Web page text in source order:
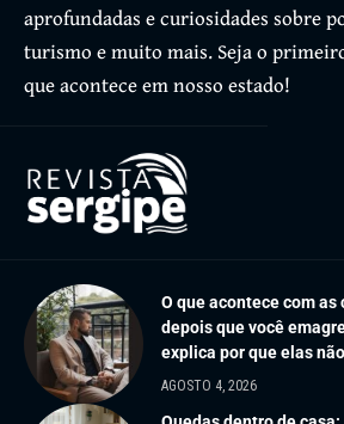
aprofundadas e curiosidades sobre
turismo e muito mais. Seja o
que acontece em nosso estado!
O que acontece com
depois que você
explica por que elas
AGOSTO 4, 2026